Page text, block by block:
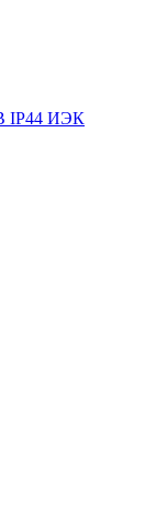
IP44 ИЭК